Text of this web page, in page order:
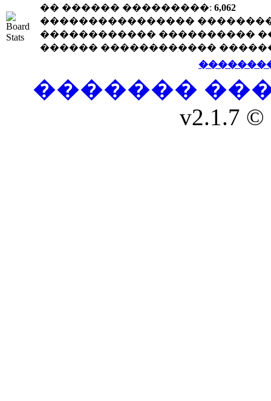
�� ������ ���������: 6,062
����������������
������������ ����������
������ ������������
�������
v2.1.7 ©